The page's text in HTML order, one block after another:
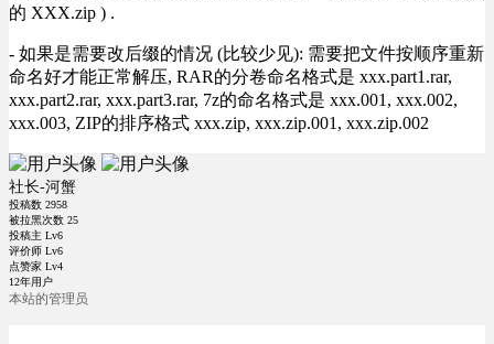
的 XXX.zip ) .
- 如果是需要改后缀的情况 (比较少见): 需要把文件按顺序重新
命名好才能正常解压, RAR的分卷命名格式是 xxx.part1.rar,
xxx.part2.rar, xxx.part3.rar, 7z的命名格式是 xxx.001, xxx.002,
xxx.003, ZIP的排序格式 xxx.zip, xxx.zip.001, xxx.zip.002
社长-河蟹
投稿数 2958
被拉黑次数 25
投稿主 Lv6
评价师 Lv6
点赞家 Lv4
12年用户
本站的管理员